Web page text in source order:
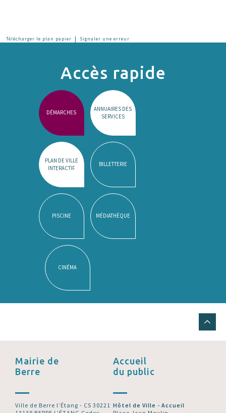
Télécharger le plan papier | Signaler une erreur
Accès rapide
DÉMARCHES
ANNUAIRES DES
SERVICES
PLAN DE VILLE
INTERACTIF
BILLETTERIE
PISCINE MÉDIATHÈQUE
CINÉMA
Mairie de
Berre
Ville de Berre l’Étang - CS 30221
Accueil
du public
Hôtel de Ville - Accueil